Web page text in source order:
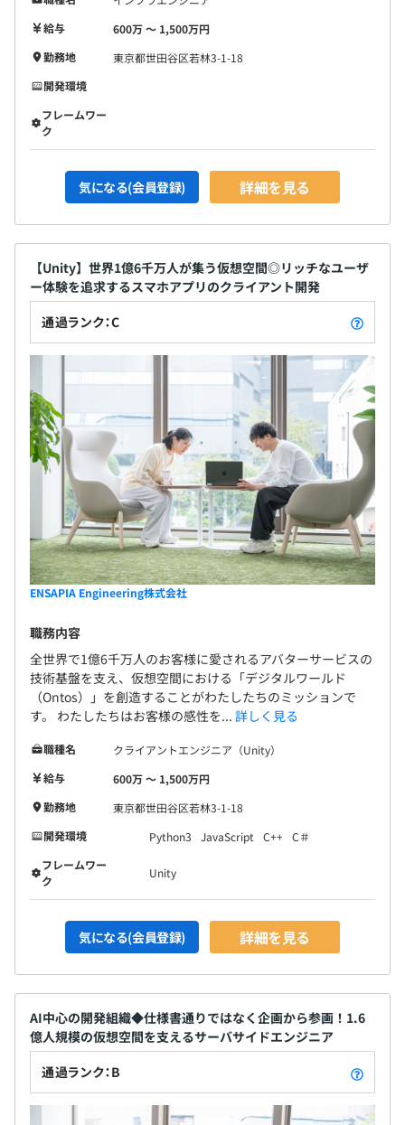
給与
600万 〜 1,500万円
勤務地
東京都世田谷区若林3-1-18
開発環境
フレームワー
ク
気になる(会員登録) 詳細を見る
【Unity】世界1億6千万人が集う仮想空間◎リッチなユーザ
ー体験を追求するスマホアプリのクライアント開発
通過ランク：C
ENSAPIA Engineering株式会社
職務内容
全世界で1億6千万人のお客様に愛されるアバターサービスの
技術基盤を支え、仮想空間における「デジタルワールド
（Ontos）」を創造することがわたしたちのミッションで
す。 わたしたちはお客様の感性を... 詳しく見る
職種名
クライアントエンジニア（Unity）
給与
600万 〜 1,500万円
勤務地
東京都世田谷区若林3-1-18
開発環境
Python3 JavaScript C++ C＃
フレームワー
ク
Unity
気になる(会員登録) 詳細を見る
AI中心の開発組織◆仕様書通りではなく企画から参画！1.6
億人規模の仮想空間を支えるサーバサイドエンジニア
通過ランク：B